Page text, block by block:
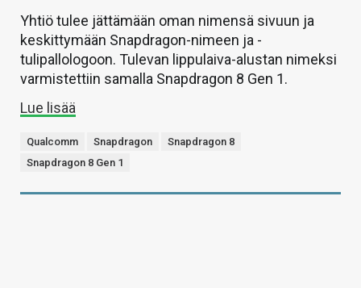
Yhtiö tulee jättämään oman nimensä sivuun ja
keskittymään Snapdragon-nimeen ja -
tulipallologoon. Tulevan lippulaiva-alustan nimeksi
varmistettiin samalla Snapdragon 8 Gen 1.
Lue lisää
Qualcomm Snapdragon
Snapdragon 8
Snapdragon 8 Gen 1